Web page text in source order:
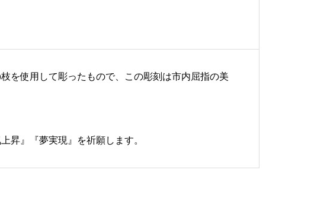
を使用して彫ったもので、この彫刻は市内屈指の美
昇』『夢実現』を祈願します。